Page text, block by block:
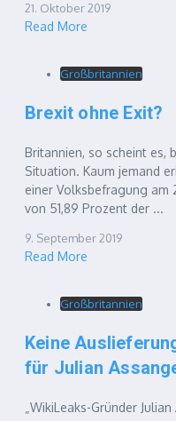
21. Oktober 2019
Read More
Großbritannien
Brexit ohne Exit?
Britannien, so scheint es,
Situation. Kaum jemand
einer Volksbefragung am
von 51,89 Prozent der ...
9. September 2019
Read More
Großbritannien
Keine
für Julian
„WikiLeaks-Gründer